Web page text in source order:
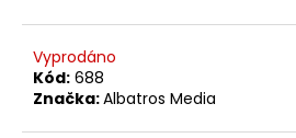
Vyprodáno
Kód: 688
Značka:Albatros Media
p
o
u
č